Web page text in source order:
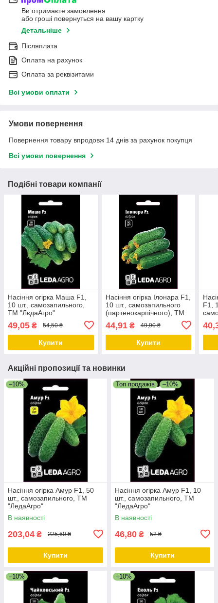
Ви отримаєте замовлення
або гроші повернуться на вашу картку
Детальніше
Післяплата
Оплата на рахунок
Оплата за реквізитами
Всі умови оплати
Умови повернення
Повернення товару впродовж 14 днів за рахунок покупця
Всі умови повернення
Подібні товари компанії
Насіння огірка Маша F1,
10 шт., самозапильного,
ТМ "ЛєдаАгро"
49,05 ₴ 54,50 ₴
Купити
Насіння огірка Ілонара F1,
10 шт., самозапильного
(партенокарпічного), ТМ
44,91₴ 49,90 ₴
Купити
F1,
Акційні пропозиції та новинки
–10%
Насіння огірка Амур F1, 50
шт., самозапильного, ТМ
"ЛедаАгро"
В наявності
203,04 ₴ 225,60 ₴
Купити
Топ продажів –10%
Насіння огірка Амур F1, 10
шт., самозапильного, ТМ
"ЛедаАгро"
В наявності
46,80 ₴ 52 ₴
Купити
–10% –10%